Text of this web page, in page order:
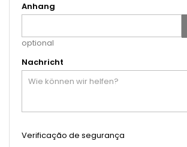
Anhang
optional
Nachricht
Verificação de segurança